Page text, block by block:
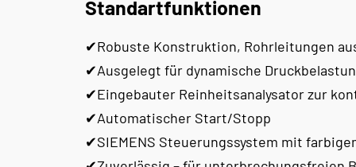
Standartfunktionen
✔Robuste Konstruktion, Rohrleitungen
✔Ausgelegt für dynamische
✔Eingebauter Reinheitsanalysator zur
✔Automatischer Start/Stopp
✔SIEMENS Steuerungssystem mit